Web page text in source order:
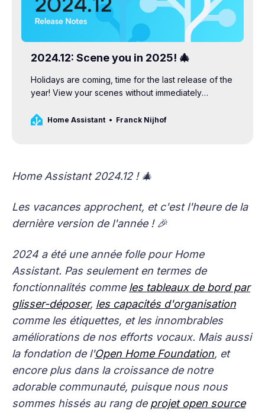
2024.12: Scene you in 2025! 🎄
Holidays are coming, time for the last release of the
year! View your scenes without immediately
an LLM-based agent, and enjoy a faster voice…
Home Assistant Franck Nijhof
Home Assistant 2024.12 ! 🎄
Les vacances approchent, et c'est l'heure de la
dernière version de l'année ! 🎉
2024 a été une année folle pour Home
Assistant. Pas seulement en termes de
fonctionnalités comme les tableaux de bord par
glisser-déposer, les capacités d'organisation
comme les étiquettes, et les innombrables
améliorations de nos efforts vocaux. Mais aussi
la fondation de l'Open Home Foundation, et
encore plus dans la croissance de notre
adorable communauté, puisque nous nous
sommes hissés au rang de projet open source